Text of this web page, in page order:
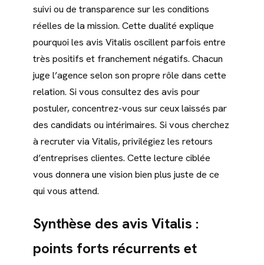
suivi ou de transparence sur les conditions
réelles de la mission. Cette dualité explique
pourquoi les avis Vitalis oscillent parfois entre
très positifs et franchement négatifs. Chacun
juge l’agence selon son propre rôle dans cette
relation. Si vous consultez des avis pour
postuler, concentrez-vous sur ceux laissés par
des candidats ou intérimaires. Si vous cherchez
à recruter via Vitalis, privilégiez les retours
d’entreprises clientes. Cette lecture ciblée
vous donnera une vision bien plus juste de ce
qui vous attend.
Synthèse des avis Vitalis :
points forts récurrents et